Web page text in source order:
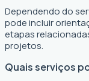
Dependendo do
pode incluir
etapas
projetos.
Quais serviços